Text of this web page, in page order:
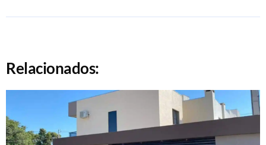
Relacionados: